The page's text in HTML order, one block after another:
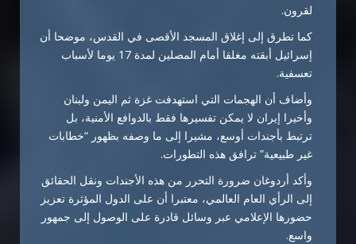
لقرون.
كما تطرق إلى إغلاق المسجد الأقصى في القدس، موضحا أن
إسرائيل أبقته مغلقا أمام المصلين لمدة 17 يوما لأسباب
تعسفية.
وأضاف أن الهجمات التي استهدفت غزة ثم اليمن ولبنان
وأخيرا إيران لا يمكن تفسيرها فقط بالدوافع الأمنية، بل
ترتبط بأجندات أوسع، مشيرا إلى ما وصفه بظهور “خطابات
غير طبيعية” ترافق هذه التطورات.
وأكد أردوغان ضرورة التحرر من هذه الأجندات ونقل الحقائق
إلى الرأي العام العالمي، معتبرا أن على الدول المؤثرة تعزيز
حضورها الإعلامي عبر وسائل قادرة على الوصول إلى جمهور
واسع.